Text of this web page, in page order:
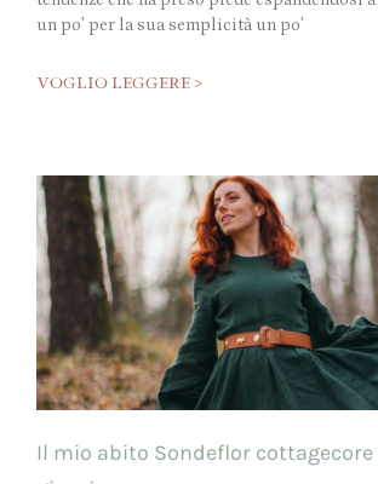
un po’ per la sua semplicità un po’
VOGLIO LEGGERE >
Il mio abito Sondeflor